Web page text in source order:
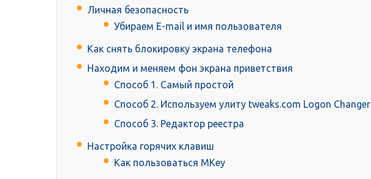
Личная безопасность
Убираем E-mail и имя пользователя
Как снять блокировку экрана телефона
Находим и меняем фон экрана приветствия
Способ 1. Самый простой
Способ 2. Используем улиту tweaks.com Logon Changer
Способ 3. Редактор реестра
Настройка горячих клавиш
Как пользоваться MKey